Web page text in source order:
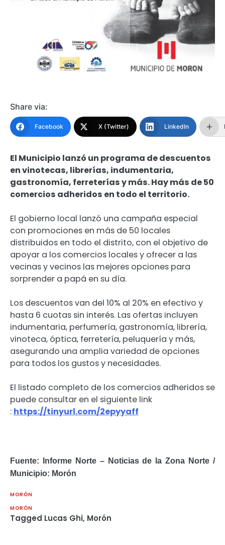
Share via:
Facebook X (Twitter) LinkedIn
El Municipio lanzó un programa de descuentos
en vinotecas, librerías, indumentaria,
gastronomía, ferreterías y más. Hay más de 50
comercios adheridos en todo el territorio.
El gobierno local lanzó una campaña especial
con promociones en más de 50 locales
distribuidos en todo el distrito, con el objetivo de
apoyar a los comercios locales y ofrecer a las
vecinas y vecinos las mejores opciones para
sorprender a papá en su día.
Los descuentos van del 10% al 20% en efectivo y
hasta 6 cuotas sin interés. Las ofertas incluyen
indumentaria, perfumería, gastronomía, librería,
vinoteca, óptica, ferretería, peluquería y más,
asegurando una amplia variedad de opciones
para todos los gustos y necesidades.
El listado completo de los comercios adheridos se
puede consultar en el siguiente link
: https://tinyurl.com/2epyyaff
Fuente: Informe Norte – Noticias de la Zona Norte /
Municipio: Morón
MORÓN
MORÓN
Tagged Lucas Ghi, Morón